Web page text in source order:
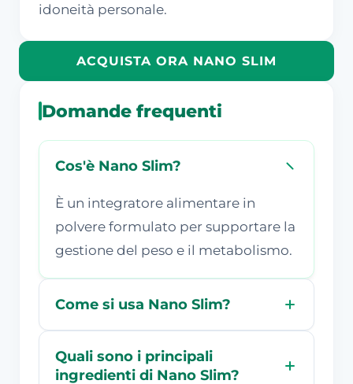
idoneità personale.
ACQUISTA ORA NANO SLIM
Domande frequenti
Cos'è Nano Slim?
È un integratore alimentare in
polvere formulato per supportare la
gestione del peso e il metabolismo.
Come si usa Nano Slim?
Quali sono i principali
ingredienti di Nano Slim?